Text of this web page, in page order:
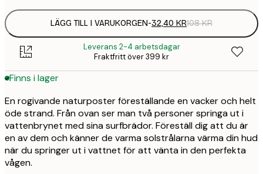
LÄGG TILL I VARUKORGEN-32,40 KR108 KR
Leverans 2-4 arbetsdagar
Fraktfritt över 399 kr
Finns i lager
En rogivande naturposter föreställande en vacker och helt
öde strand. Från ovan ser man två personer springa ut i
vattenbrynet med sina surfbrädor. Föreställ dig att du är
en av dem och känner de varma solstrålarna värma din hud
när du springer ut i vattnet för att vänta in den perfekta
vågen.